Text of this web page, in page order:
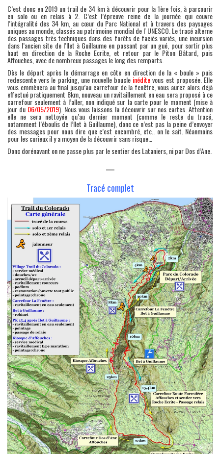
C’est donc en 2019 un trail de 34 km à découvrir pour la 1ère fois, à parcourir
en solo ou en relais à 2. C’est l’épreuve reine de la journée qui couvre
l’intégralité des 34 km, au cœur du Parc National et à travers des paysages
uniques au monde, classés au patrimoine mondial de lʼUNESCO. Le tracé alterne
des passages très techniques dans des forêts de faciès variés, une incursion
dans l’ancien site de l’Ilet à Guillaume en passant par un gué, pour sortir plus
haut en direction de la Roche Ecrite, et retour par le Piton Bâtard, puis
Affouches, avec de nombreux passages le long des remparts.
Dès le départ après le démarrage en côte en direction de la « boule » puis
redescente vers le parking, une nouvelle boucle inéditevous est proposée. Elle
vous emmènera au final jusqu’au carrefour de la fenêtre, vous aurez alors déjà
effectué pratiquement 8km, nouveau un ravitaillement en eau sera proposé à ce
carrefour seulement à l’aller, non indiqué sur la carte pour le moment (mise à
jour du 06/05/2019). Nous vous laissons la découvrir sur nos cartes. Attention
elle ne sera nettoyée qu’au dernier moment (comme le reste du tracé,
notamment l’éboulis de l’Ilet à Guillaume), donc ce n’est pas la peine d’envoyer
des messages pour nous dire que c’est encombré, etc.. on le sait. Néanmoins
pour les curieux il y a moyen de la découvrir sans risque…
Donc dorénavant on ne passe plus par le sentier des Lataniers, ni par Dos d’Ane.
—
Tracé complet